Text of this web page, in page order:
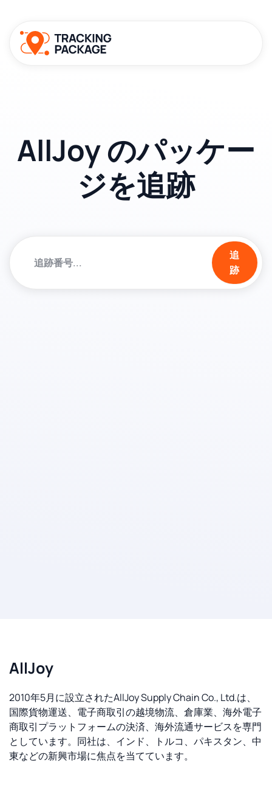
AllJoy のパッケー
ジを追跡
追
跡
AllJoy
2010年5月に設立されたAllJoy Supply Chain Co., Ltd.は、
国際貨物運送、電子商取引の越境物流、倉庫業、海外電子
商取引プラットフォームの決済、海外流通サービスを専門
としています。同社は、インド、トルコ、パキスタン、中
東などの新興市場に焦点を当てています。